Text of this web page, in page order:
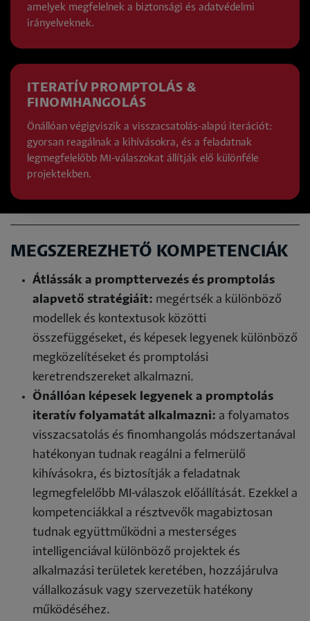
amelyek megfelelnek a biztonsági és adatvédelmi
irányelveknek.
ITERATÍV PROMPTOLÁS &
FINOMHANGOLÁS
Önállóan végigviszik a visszacsatolás-alapú iterációt:
gyorsan reagálnak a kihívásokra, és a feladatnak
legmegfelelőbb MI-válaszokat állítják elő különféle
projektekben.
MEGSZEREZHETŐ KOMPETENCIÁK
Átlássák a prompttervezés és promptolás
alapvető stratégiáit: megértsék a különböző
modellek és kontextusok közötti
összefüggéseket, és képesek legyenek különböző
megközelítéseket és promptolási
keretrendszereket alkalmazni.
Önállóan képesek legyenek a promptolás
iteratív folyamatát alkalmazni: a folyamatos
visszacsatolás és finomhangolás módszertanával
hatékonyan tudnak reagálni a felmerülő
kihívásokra, és biztosítják a feladatnak
legmegfelelőbb MI-válaszok előállítását. Ezekkel a
kompetenciákkal a résztvevők magabiztosan
tudnak együttműködni a mesterséges
intelligenciával különböző projektek és
alkalmazási területek keretében, hozzájárulva
vállalkozásuk vagy szervezetük hatékony
működéséhez.